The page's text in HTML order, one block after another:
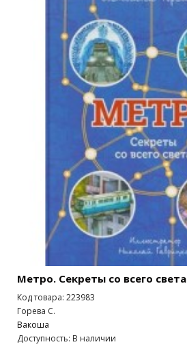
Метро. Секреты со всего света
Код товара: 223983
Горева С.
Вакоша
Доступность: В наличии